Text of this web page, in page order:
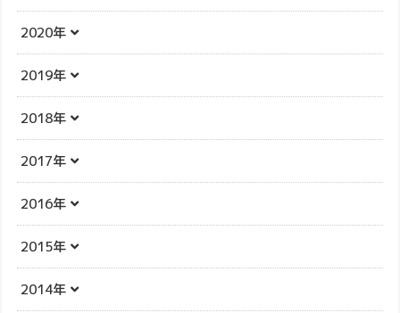
2020年
2019年
2018年
2017年
2016年
2015年
2014年